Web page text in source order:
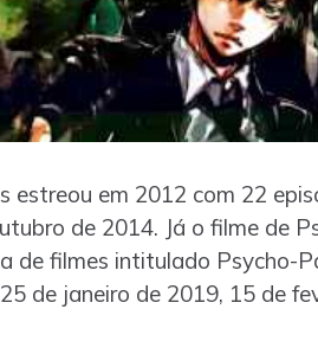
estreou em 2012 com 22
de 2014. Já o filme de
de filmes intitulado Psycho-
de janeiro de 2019, 15 de